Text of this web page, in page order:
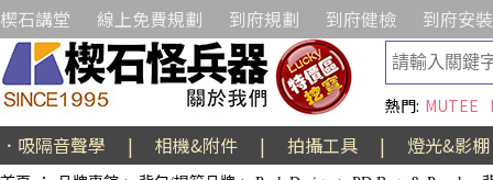
楔石講堂 線上免費規劃 到府規劃 到府健檢 到府安裝
熱門: MUTEE
．吸隔音聲學 | 相機&附件 | 拍攝工具 | 燈光&影棚